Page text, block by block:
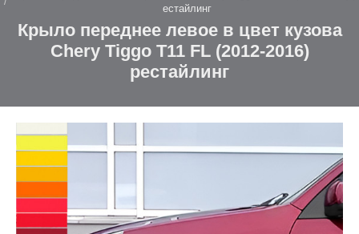
естайлинг
Крыло переднее левое в цвет кузова
Chery Tiggo T11 FL (2012-2016)
рестайлинг